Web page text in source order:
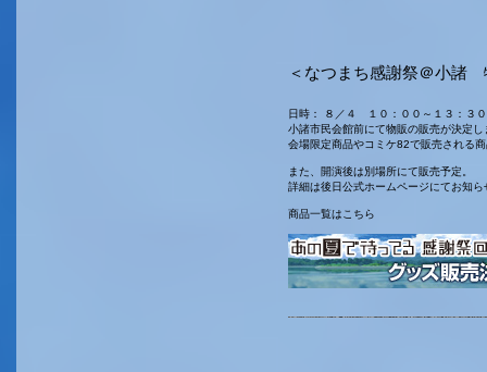
＜なつまち感謝祭＠小諸
日時： ８／４ １０：００～１３：３０
小諸市民会館前にて物販の販売が決定し
会場限定商品やコミケ82で販売される
また、開演後は別場所にて販売予定。
詳細は後日公式ホームページにてお知ら
商品一覧はこちら